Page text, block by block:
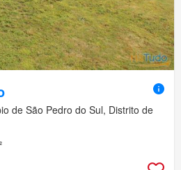
de São Pedro do Sul, Distrito de